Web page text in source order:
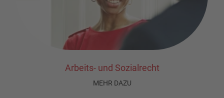
Arbeits- und Sozialrecht
MEHR DAZU